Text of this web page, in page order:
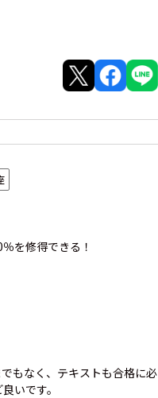
を修得できる！
もなく、テキストも合格に必
いです。